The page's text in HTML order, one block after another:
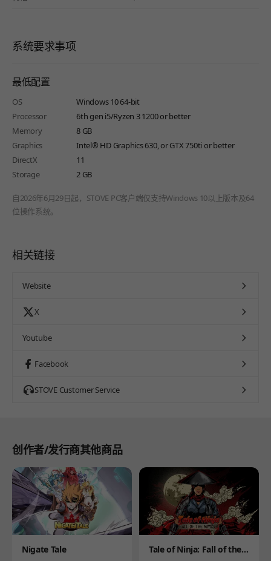
系统要求事项
最低配置
OS
Windows 10 64-bit
Processor
6th gen i5/Ryzen 3 1200 or better
Memory
8 GB
Graphics
Intel® HD Graphics 630, or GTX 750ti or better
DirectX
11
Storage
2 GB
自2026年6月29日起，STOVE PC客户端仅支持Windows 10以上版本及64
位操作系统。
相关链接
Website
X
Youtube
Facebook
STOVE Customer Service
创作者/发行商其他商品
Product
Nigate Tale Product
Tale of Ninja: Fall of the